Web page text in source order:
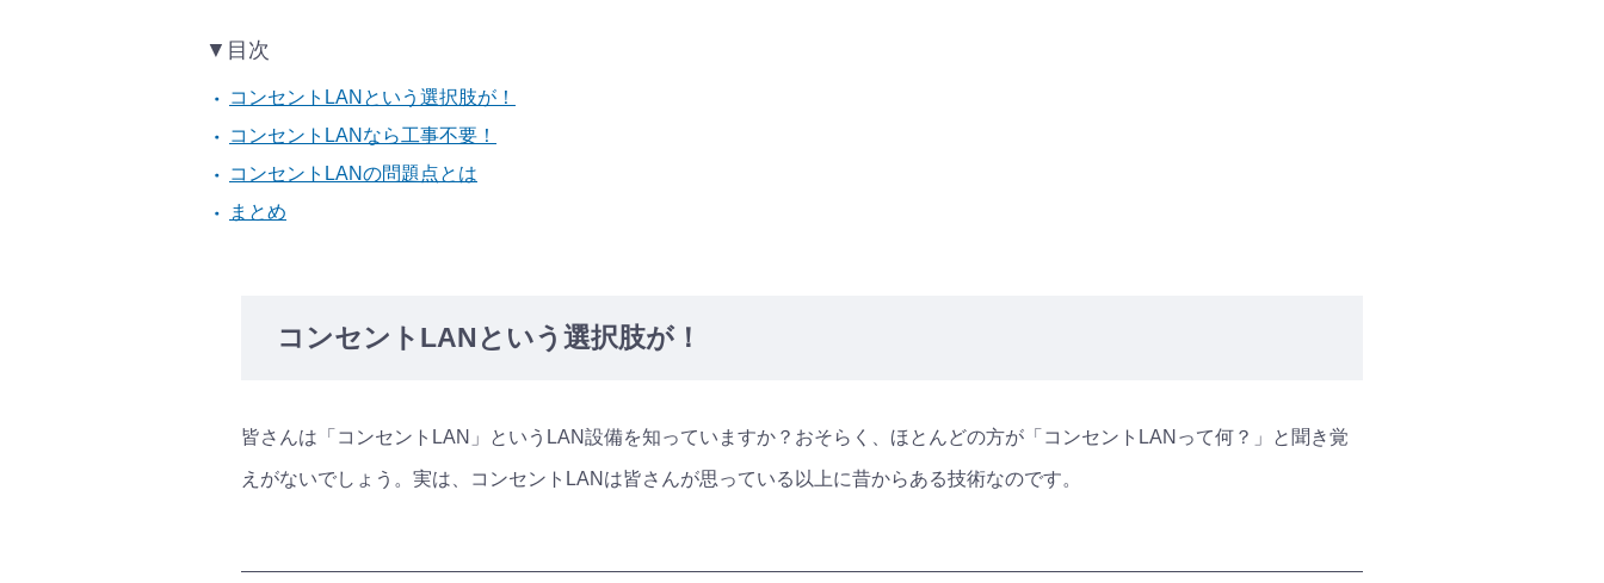
▼目次
コンセントLANという選択肢が！
コンセントLANなら工事不要！
コンセントLANの問題点とは
まとめ
コンセントLANという選択肢が！
皆さんは「コンセントLAN」というLAN設備を知っていますか？おそらく、ほとんどの方が「コンセントLANって何？」と聞き覚
えがないでしょう。実は、コンセントLANは皆さんが思っている以上に昔からある技術なのです。